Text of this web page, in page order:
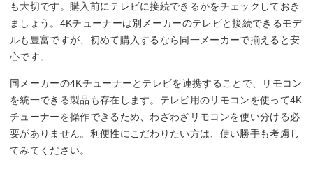
も大切です。購入前にテレビに接続できるかをチェックしておき
ましょう。4Kチューナーは別メーカーのテレビと接続できるモデ
ルも豊富ですが、初めて購入するなら同一メーカーで揃えると安
心です。
同メーカーの4Kチューナーとテレビを連携することで、リモコン
を統一できる製品も存在します。テレビ用のリモコンを使って4K
チューナーを操作できるため、わざわざリモコンを使い分ける必
要がありません。利便性にこだわりたい方は、使い勝手も考慮し
てみてください。